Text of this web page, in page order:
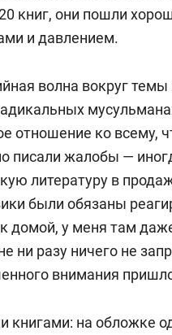
книг, они пошли
и давлением.
волна вокруг темы
отношение ко всему,
писали жалобы —
литературу в
были обязаны
домой, у меня там
ни разу ничего не
внимания
книгами: на обложке